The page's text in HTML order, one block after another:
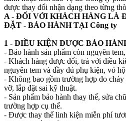
được thay đổi nhận dạng theo từng
A - ĐỐI VỚI KHÁCH HÀNG LÀ
ĐẶT - BẢO HÀNH TẠI Công ty
1 - ĐIỀU KIỆN ĐƯỢC BẢO
- Bảo hành sản phẩm còn nguyên
- Khách hàng được đổi, trả với điều
nguyên tem và đầy đủ phụ kiện, vỏ
- Không bao gồm trường hợp do
vỡ, lắp đặt sai kỹ thuật.
- Sản phẩm bảo hành thay thế, sửa
trường hợp cụ thể.
- Được thay thế linh kiện miễn phí